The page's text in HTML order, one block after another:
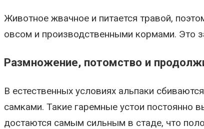
Животное жвачное и питается травой,
овсом и производственными кормами. Это
Размножение, потомство и
В естественных условиях альпаки
самками. Такие гаремные устои постоянно
достаются самым сильным в стаде, что